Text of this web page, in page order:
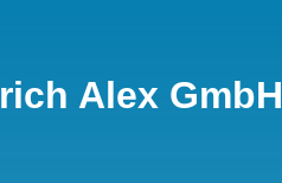
Alex GmbH